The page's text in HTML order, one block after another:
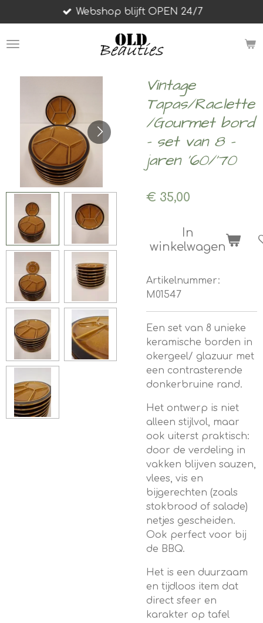
direct
naar
Webshop blijft OPEN 24/7
Vintage
Tapas/Raclette
/Gourmet bord
- set van 8 -
jaren '60/'70
€ 35,00
In
winkelwagen
Artikelnummer:
M01547
Een set van 8 unieke
keramische borden in
o kergeel/ glazuur met
een contrasterende
donkerbruine rand.
Het ontwerp is niet
alleen stijlvol, maar
ook uiterst praktisch:
door de verdeling in
vakken blijven sauzen,
vlees, vis en
bijgerechten (zoals
stokbrood of salade)
netjes gescheiden.
Ook perfect voor bij
de BBQ.
Het is een duurzaam
en tijdloos item dat
direct sfeer en
karakter op tafel